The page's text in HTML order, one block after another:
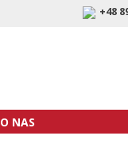
+48
O NAS